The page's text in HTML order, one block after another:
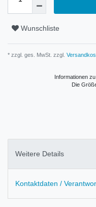
Wunschliste
* zzgl. ges. MwSt. zzgl.
Informationen
Die
Weitere Details
Kontaktdaten /